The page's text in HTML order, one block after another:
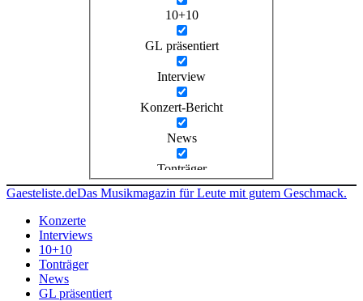
10+10
GL präsentiert
Interview
Konzert-Bericht
News
Tonträger
Gaesteliste.deDas Musikmagazin für Leute mit gutem Geschmack.
Konzerte
Interviews
10+10
Tonträger
News
GL präsentiert